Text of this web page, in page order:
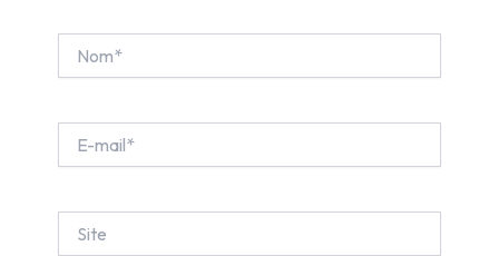
mail*